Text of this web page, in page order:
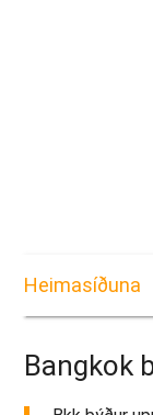
Heimasíðuna
Bangkok